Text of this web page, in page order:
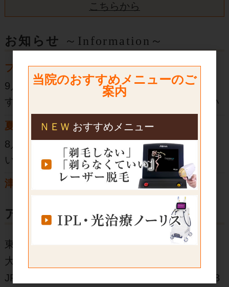
こちらから
お知らせ ～Information～
ブライセル製品の価格改定
9月１日よりブライセル製品の価格が改定しま
す。詳しくはスタッフにお問い合わせください
夏季休診のお知らせ
8月10日（月）～15日（土）まで休診とさせて
いただきます。
津村医師休診のお知らせ
8月17日（月）20日（木）津村医師休診のため
院長のみ1診です。８月17日からの1週間は平日
でも待ち時間が１～２時間と混雑が予想されま
す。大変申し訳ありませんが受付状況によって
は、診療時間内でも受付を終了する場合があり
ます。また、麻酔テープを使っての水いぼ除去
アクセス
東西線 神楽坂駅 神楽坂出口 徒歩2分
大江戸線 牛込神楽坂駅 A3出口 徒歩3分
JR総武線・有楽町線・南北線 飯田橋駅 徒歩8
当院のおすすめメニューのご
案内
ＮＥＷ おすすめメニュー